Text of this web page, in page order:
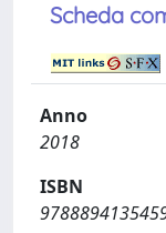
Scheda
Anno
2018
ISBN